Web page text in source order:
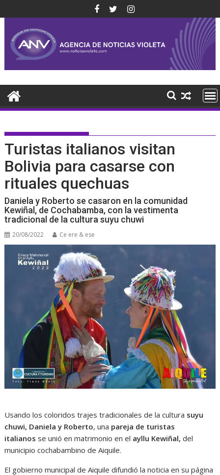
al
contenido
Turistas italianos visitan
Bolivia para casarse con
rituales quechuas
Daniela y Roberto se casaron en la comunidad
Kewiñal, de Cochabamba, con la vestimenta
tradicional de la cultura suyu chuwi
20/08/2022 Ce ere & ese
Usando los coloridos trajes tradicionales de la cultura suyu
chuwi, Daniela y Roberto, una pareja de turistas
italianos se unió en matrimonio en el ayllu Kewiñal, del
municipio cochabambino de Aiquile.
El gobierno municipal de Aiquile difundió la noticia en su página